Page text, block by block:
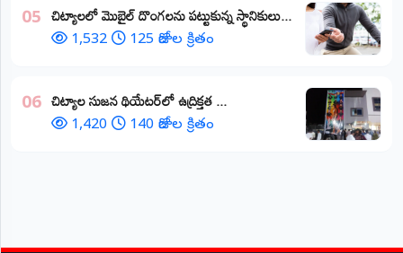
05 చిట్యాలలో మొబైల్ దొంగలను పట్టుకున్న స్థానికులు...
1,532 125 రోజుల క్రితం
06 చిట్యాల సుజన థియేటర్‌లో ఉద్రిక్తత ...
1,420 140 రోజుల క్రితం